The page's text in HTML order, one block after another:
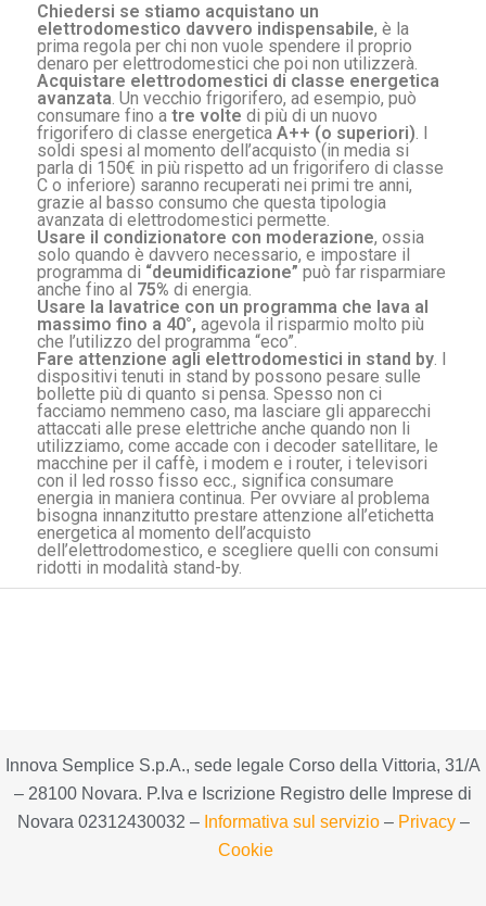
Chiedersi se stiamo acquistano un
elettrodomestico davvero indispensabile, è la
prima regola per chi non vuole spendere il proprio
denaro per elettrodomestici che poi non utilizzerà.
Acquistare elettrodomestici di classe energetica
avanzata. Un vecchio frigorifero, ad esempio, può
consumare fino a tre volte di più di un nuovo
frigorifero di classe energetica A++ (o superiori). I
soldi spesi al momento dell’acquisto (in media si
parla di 150€ in più rispetto ad un frigorifero di classe
C o inferiore) saranno recuperati nei primi tre anni,
grazie al basso consumo che questa tipologia
avanzata di elettrodomestici permette.
Usare il condizionatore con moderazione, ossia
solo quando è davvero necessario, e impostare il
programma di “deumidificazione” può far risparmiare
anche fino al 75% di energia.
Usare la lavatrice con un programma che lava al
massimo fino a 40°, agevola il risparmio molto più
che l’utilizzo del programma “eco”.
Fare attenzione agli elettrodomestici in stand by. I
dispositivi tenuti in stand by possono pesare sulle
bollette più di quanto si pensa. Spesso non ci
facciamo nemmeno caso, ma lasciare gli apparecchi
attaccati alle prese elettriche anche quando non li
utilizziamo, come accade con i decoder satellitare, le
macchine per il caffè, i modem e i router, i televisori
con il led rosso fisso ecc., significa consumare
energia in maniera continua. Per ovviare al problema
bisogna innanzitutto prestare attenzione all’etichetta
energetica al momento dell’acquisto
dell’elettrodomestico, e scegliere quelli con consumi
ridotti in modalità stand-by.
Innova Semplice S.p.A., sede legale Corso della Vittoria, 31/A
– 28100 Novara. P.Iva e Iscrizione Registro delle Imprese di
Novara 02312430032 – Informativa sul servizio– Privacy–
Cookie